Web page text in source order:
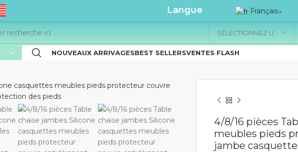
Langue Français ▼
NOUVEAUX ARRIVAGESBEST SELLERSVENTES FLASH
4/8/16 pièces
meubles pieds
jambe